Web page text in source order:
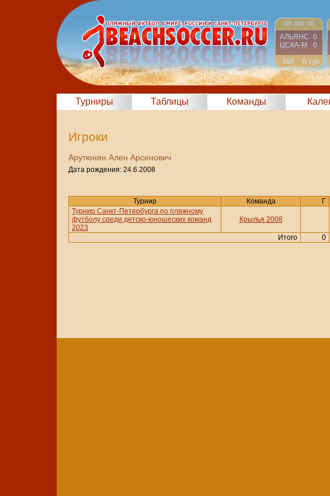
08 авг, сб
АЛЬЯНС 0
ЦСКА-М
0
МЛ
6 тур
Турниры Таблицы Команды
Игроки
Арутюнян Ален Арсенович
Дата рождения: 24.6.2008
Турнир Команда Г
Турнир Санкт-Петербурга по пляжному
футболу среди детско-юношеских команд
2023
Крылья 2008
Итого 0